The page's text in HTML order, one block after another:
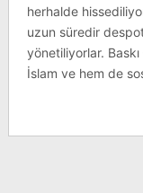
herhalde
uzun süredir
yönetiliyorlar.
İslam ve hem de